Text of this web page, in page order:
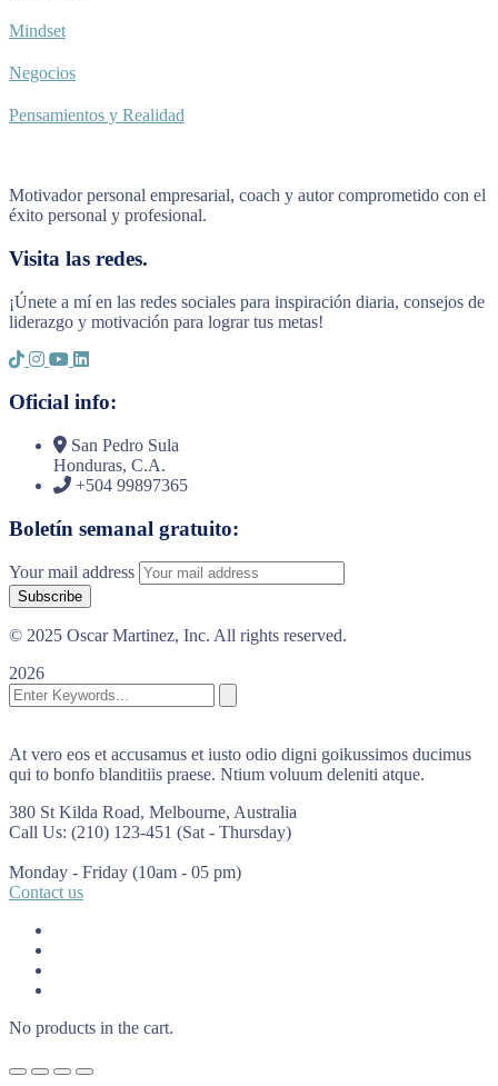
Mindset
Negocios
Pensamientos y Realidad
Motivador personal empresarial, coach y autor comprometido con el
éxito personal y profesional.
Visita las redes.
¡Únete a mí en las redes sociales para inspiración diaria, consejos de
liderazgo y motivación para lograr tus metas!
Oficial info:
San Pedro Sula
Honduras, C.A.
+504 99897365
Boletín semanal gratuito:
Your mail address
© 2025 Oscar Martinez, Inc. All rights reserved.
2026
At vero eos et accusamus et iusto odio digni goikussimos ducimus
qui to bonfo blanditiis praese. Ntium voluum deleniti atque.
380 St Kilda Road, Melbourne, Australia
Call Us: (210) 123-451 (Sat - Thursday)
Monday - Friday (10am - 05 pm)
Contact us
No products in the cart.